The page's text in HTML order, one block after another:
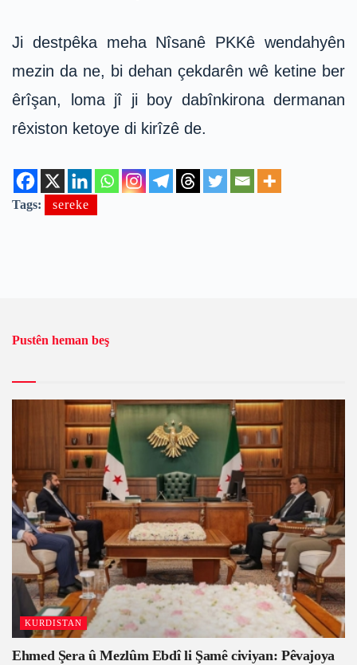
Ji destpêka meha Nîsanê PKKê wendahyên
mezin da ne, bi dehan çekdarên wê ketine ber
êrîşan, loma jî ji boy dabînkirona dermanan
rêxiston ketoye di kirîzê de.
Tags: sereke
Pustên heman beş
KURDISTAN
Ehmed Şera û Mezlûm Ebdî li Şamê civiyan: Pêvajoya